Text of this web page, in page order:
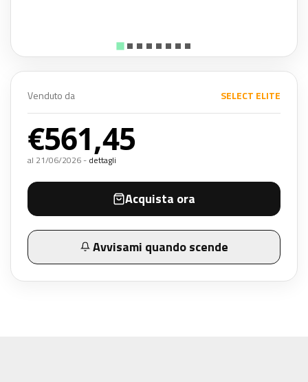
Venduto da SELECT ELITE
€561,45
al 21/06/2026 - dettagli
Acquista ora
Avvisami quando scende